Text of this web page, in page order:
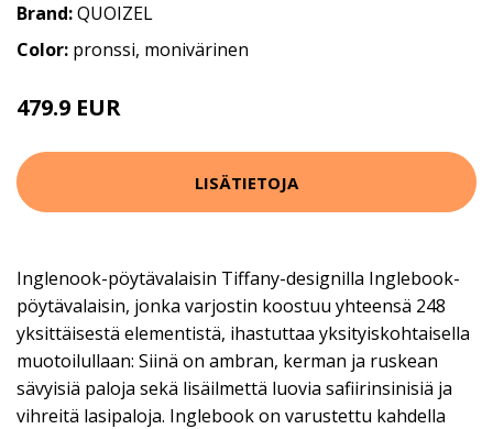
Brand:QUOIZEL
Color: pronssi, monivärinen
479.9 EUR
LISÄTIETOJA
Inglenook-pöytävalaisin Tiffany-designilla Inglebook-
pöytävalaisin, jonka varjostin koostuu yhteensä 248
yksittäisestä elementistä, ihastuttaa yksityiskohtaisella
muotoilullaan: Siinä on ambran, kerman ja ruskean
sävyisiä paloja sekä lisäilmettä luovia safiirinsinisiä ja
vihreitä lasipaloja. Inglebook on varustettu kahdella